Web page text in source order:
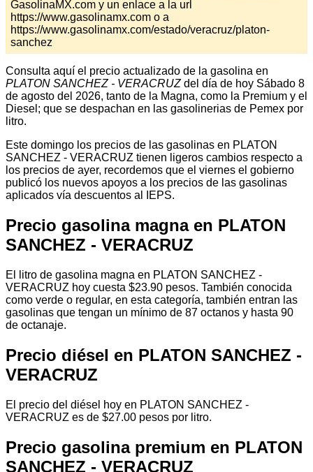
GasolinaMX.com y un enlace a la url
https://www.gasolinamx.com o a
https://www.gasolinamx.com/estado/veracruz/platon-
sanchez
Consulta aquí el precio actualizado de la gasolina en
PLATON SANCHEZ - VERACRUZdel día de hoy Sábado 8
de agosto del 2026, tanto de la Magna, como la Premium y el
Diesel; que se despachan en las gasolinerias de Pemex por
litro.
Este domingo los precios de las gasolinas en PLATON
SANCHEZ - VERACRUZ tienen ligeros cambios respecto a
los precios de ayer, recordemos que el viernes el gobierno
publicó los nuevos apoyos a los precios de las gasolinas
aplicados vía descuentos al IEPS.
Precio gasolina magna en PLATON
SANCHEZ - VERACRUZ
El litro de gasolina magna en PLATON SANCHEZ -
VERACRUZ hoy cuesta $23.90 pesos. También conocida
como verde o regular, en esta categoría, también entran las
gasolinas que tengan un mínimo de 87 octanos y hasta 90
de octanaje.
Precio diésel en PLATON SANCHEZ -
VERACRUZ
El precio del diésel hoy en PLATON SANCHEZ -
VERACRUZ es de $27.00 pesos por litro.
Precio gasolina premium en PLATON
SANCHEZ - VERACRUZ